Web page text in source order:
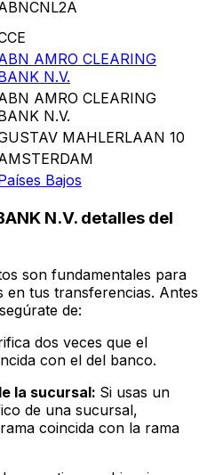
AMRO CLEARING
N.V.
AMRO CLEARING
N.V.
MAHLERLAAN 10
Bajos
N.V. detalles del
son fundamentales para
tus transferencias. Antes
de:
dos veces que el
con el del banco.
la sucursal: Si usas un
de una sucursal,
coincida con la rama